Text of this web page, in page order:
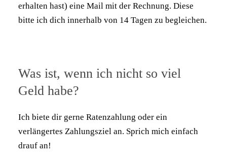
erhalten hast) eine Mail mit der Rechnung. Diese
bitte ich dich innerhalb von 14 Tagen zu begleichen.
Was ist, wenn ich nicht so viel
Geld habe?
Ich biete dir gerne Ratenzahlung oder ein
verlängertes Zahlungsziel an. Sprich mich einfach
drauf an!